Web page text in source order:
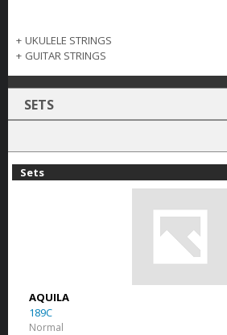
KONTAKT
+ UKULELE STRINGS
+ GUITAR STRINGS
SETS
Sets
AQUILA
189C
Normal